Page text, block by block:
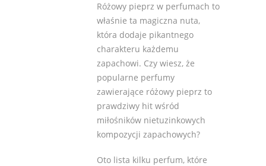
Różowy pieprz w perfumach to
właśnie ta magiczna nuta,
która dodaje pikantnego
charakteru każdemu
zapachowi. Czy wiesz, że
popularne perfumy
zawierające różowy pieprz to
prawdziwy hit wśród
miłośników nietuzinkowych
kompozycji zapachowych?
Oto lista kilku perfum, które